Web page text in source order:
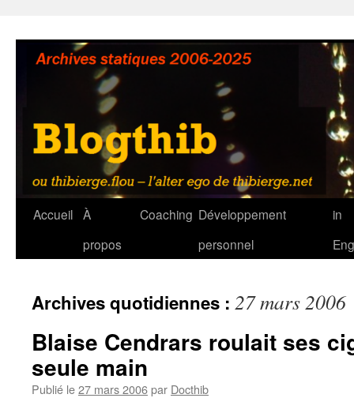
contenu
Accueil À
propos
Coaching Développement
personnel
in
Archives quotidiennes : 27 mars 2006
Blaise Cendrars roulait ses
seule main
Publié le27 mars 2006par Docthib